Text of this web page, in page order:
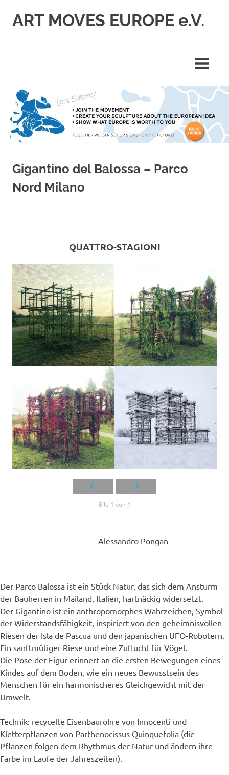
InhaltART MOVES EUROPE e.V.
MENÜ
Gigantino del Balossa – Parco
Nord Milano
QUATTRO-STAGIONI
Bild 1 von 1
Alessandro Pongan
Der Parco Balossa ist ein Stück Natur, das sich dem Ansturm
der Bauherren in Mailand, Italien, hartnäckig widersetzt.
Der Gigantino ist ein anthropomorphes Wahrzeichen, Symbol
der Widerstandsfähigkeit, inspiriert von den geheimnisvollen
Riesen der Isla de Pascua und den japanischen UFO-Robotern.
Ein sanftmütiger Riese und eine Zuflucht für Vögel.
Die Pose der Figur erinnert an die ersten Bewegungen eines
Kindes auf dem Boden, wie ein neues Bewusstsein des
Menschen für ein harmonischeres Gleichgewicht mit der
Umwelt.
Technik: recycelte Eisenbaurohre von Innocenti und
Kletterpflanzen von Parthenocissus Quinquefolia (die
Pflanzen folgen dem Rhythmus der Natur und ändern ihre
Farbe im Laufe der Jahreszeiten).